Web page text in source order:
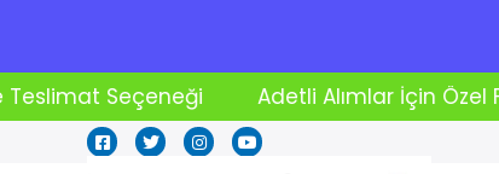
Adetli Alımlar İçin Özel Fiyatlar 2000₺ Üstü